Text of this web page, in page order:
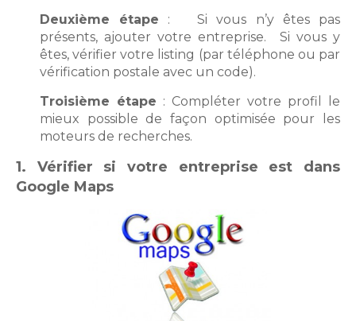
Deuxième étape : Si vous n’y êtes pas
présents, ajouter votre entreprise. Si vous y
êtes, vérifier votre listing (par téléphone ou par
vérification postale avec un code).
Troisième étape : Compléter votre profil le
mieux possible de façon optimisée pour les
moteurs de recherches.
1. Vérifier si votre entreprise est dans
Google Maps